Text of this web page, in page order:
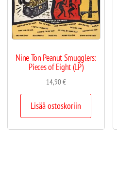
Nine Ton Peanut Smugglers:
Pieces of Eight (LP)
14,90€
Lisää ostoskoriin